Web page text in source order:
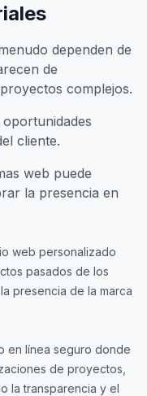
dependen de
de
complejos.
cliente.
web puede
la presencia en
web personalizado
pasados de los
presencia de la marca
en línea seguro donde
de proyectos,
la transparencia y el